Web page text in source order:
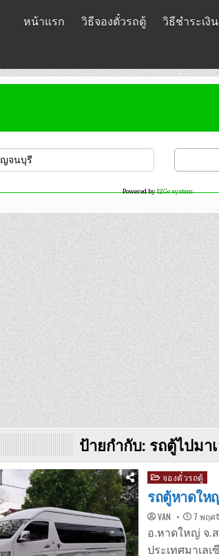
หน้าแรก วิธีจองตั๋วรถตู้ วิธีชำระเงิน
Powered by12Go system
ป้ายกำกับ: รถตู้ไปมา
Posted
in
จองตั๋วรถตู้
รถตู้หาดให
VAN 7 พฤศ
อ.หาดใหญ่ จ.ส
ประเทศมาเล